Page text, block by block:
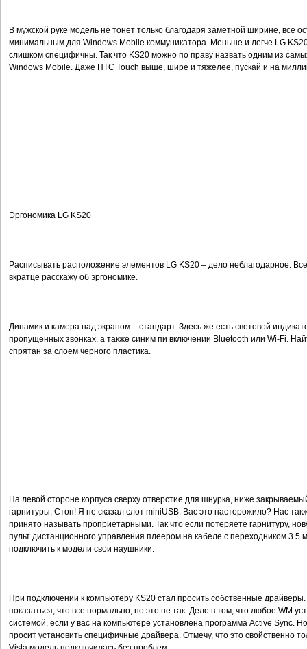
В мужской руке модель не тонет только благодаря заметной ширине, все
минимальным для Windows Mobile коммуникатора. Меньше и легче LG
слишком специфичны. Так что KS20 можно по праву назвать одним из
Windows Mobile. Даже HTC Touch выше, шире и тяжелее, пускай и на
Эргономика LG KS20
Расписывать расположение элементов LG KS20 – дело неблагодарное.
вкратце расскажу об эргономике.
Динамик и камера над экраном – стандарт. Здесь же есть световой
пропущенных звонках, а также синим пи включении Bluetooth или Wi-Fi.
спрятан за слоем черного пластика.
На левой стороне корпуса сверху отверстие для шнурка, ниже
гарнитуры. Стоп! Я не сказал слот miniUSB. Вас это насторожило? Нас
принято называть проприетарными. Так что если потеряете гарнитуру,
пульт дистанционного управления плеером на кабеле с переходником 3.5
подключить к модели свои наушники.
При подключении к компьютеру KS20 стал просить собственные
показаться, что все нормально, но это не так. Дело в том, что любое WM
системой, если у вас на компьютере установлена программа Active Sync.
просит установить специфичные драйвера. Отмечу, что это свойственно